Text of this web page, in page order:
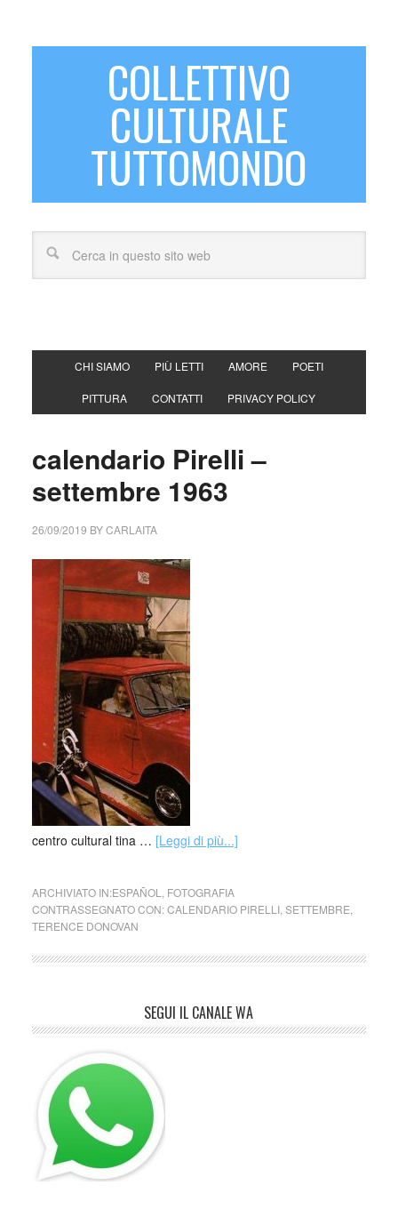
COLLETTIVO
CULTURALE
TUTTOMONDO
CHI SIAMO PIÙ LETTI AMORE POETI
PITTURA CONTATTI PRIVACY POLICY
calendario Pirelli –
settembre 1963
26/09/2019 BYCARLAITA
centro cultural tina … [Leggi di più...]
ARCHIVIATO IN:ESPAÑOL
FOTOGRAFIA
CONTRASSEGNATO CON:CALENDARIO PIRELLI, SETTEMBRE
TERENCE DONOVAN
SEGUI IL CANALE WA